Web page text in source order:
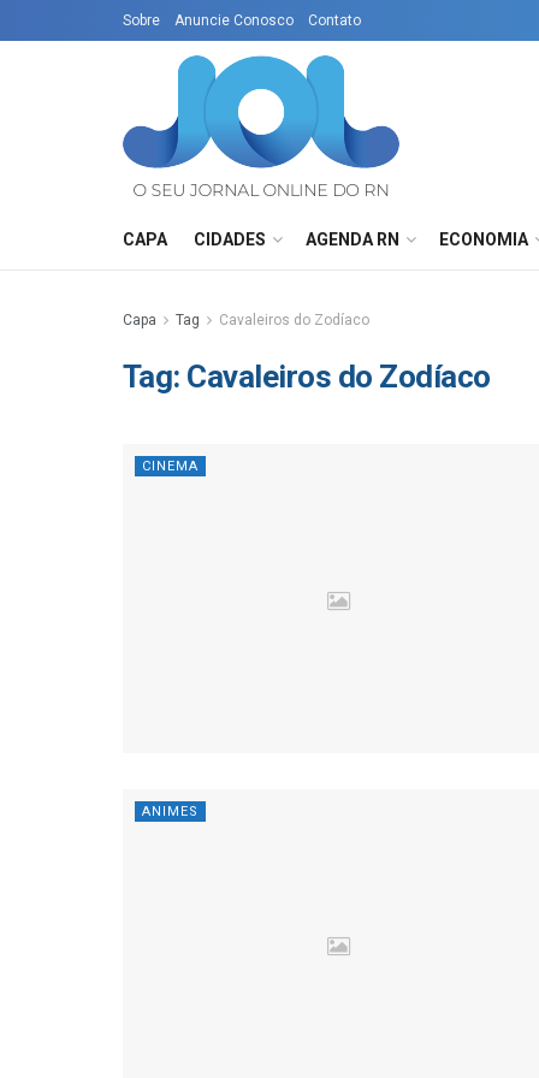
Sobre Anuncie Conosco Contato
CAPA CIDADES AGENDA RN ECONOMIA
Capa Tag Cavaleiros do Zodíaco
Tag: Cavaleiros do Zodíaco
CINEMA
ANIMES